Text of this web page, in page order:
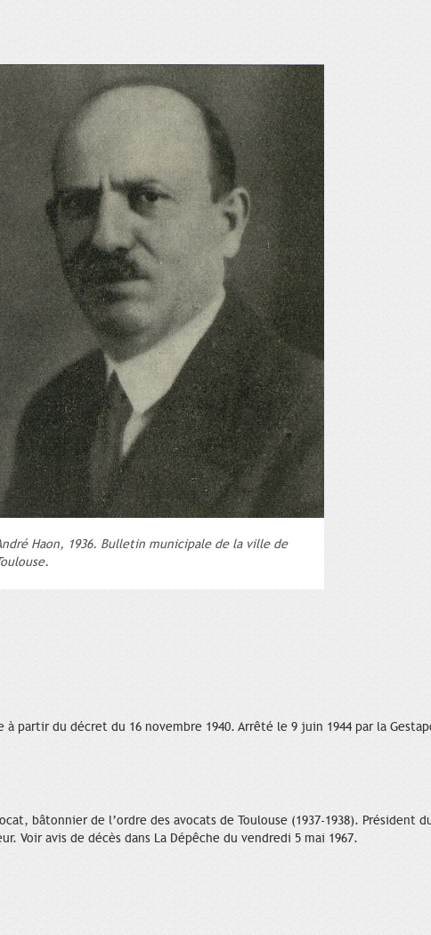
Haon, 1936. Bulletin municipale de la ville de
partir du décret du 16 novembre 1940. Arrêté le 9 juin 1944 par la
bâtonnier de l’ordre des avocats de Toulouse (1937-1938). Président
Voir avis de décès dans La Dépêche du vendredi 5 mai 1967.